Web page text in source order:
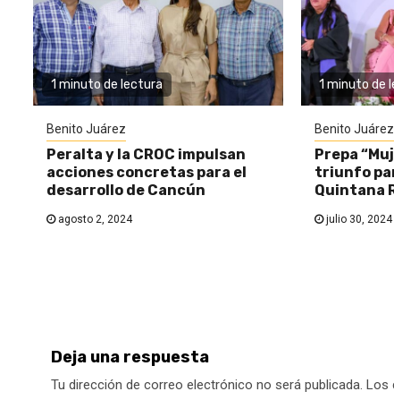
1 minuto de lectura
Benito Juárez
Peralta y la CROC impulsan
acciones concretas para el
desarrollo de Cancún
agosto 2, 2024
1 minuto de
Benito Juárez
Prepa
triunfo
Quintana
julio 30, 2024
Deja una respuesta
Tu dirección de correo electrónico no será publicada. Los